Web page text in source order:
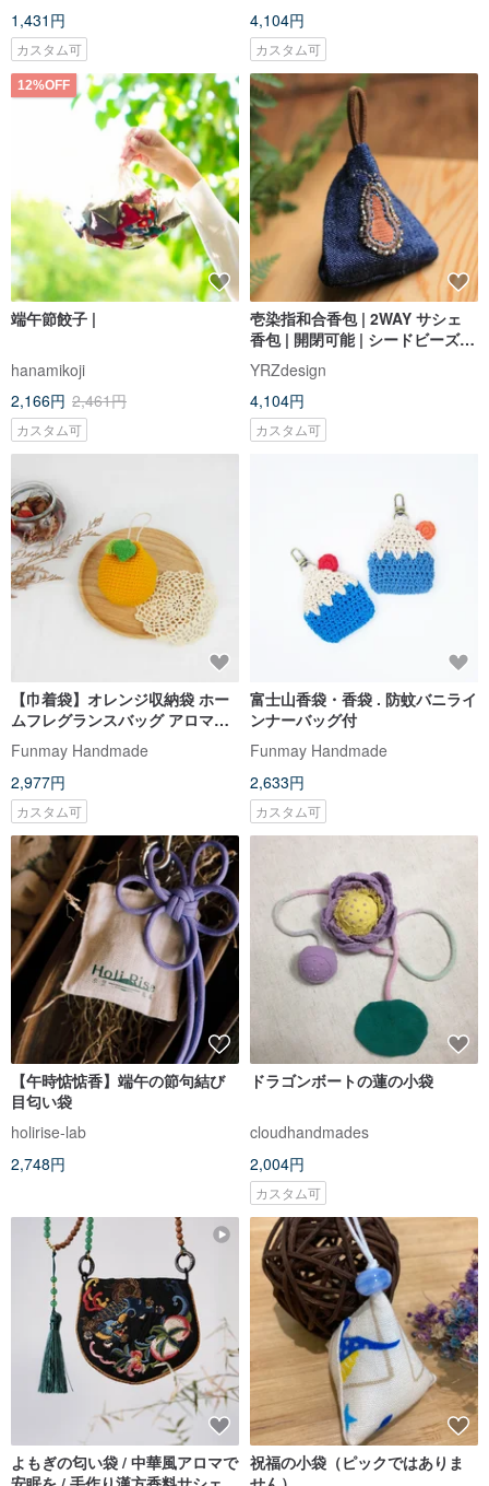
1,431円
カスタム可
4,104円
カスタム可
12%OFF
端午節餃子 |
hanamikoji
2,166円 2,461円
カスタム可
壱染指和合香包 | 2WAY サシェ
香包 | 開閉可能 | シードビーズ刺
繍 コットン手縫い
YRZdesign
4,104円
カスタム可
【巾着袋】オレンジ収納袋 ホー
ムフレグランスバッグ アロマテ
ラピーバッグ
Funmay Handmade
2,977円
カスタム可
富士山香袋・香袋 . 防蚊バニライ
ンナーバッグ付
Funmay Handmade
2,633円
カスタム可
【午時惦惦香】端午の節句結び
目匂い袋
holirise-lab
2,748円
ドラゴンボートの蓮の小袋
cloudhandmades
2,004円
カスタム可
よもぎの匂い袋 / 中華風アロマで 祝福の小袋（ピックではありま